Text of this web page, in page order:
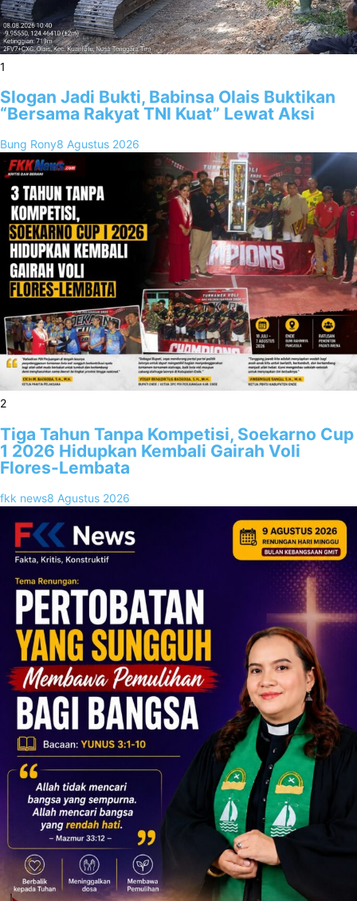
1
Slogan Jadi Bukti, Babinsa Olais Buktikan
“Bersama Rakyat TNI Kuat” Lewat Aksi
Bung Rony8 Agustus 2026
2
Tiga Tahun Tanpa Kompetisi, Soekarno Cup
1 2026 Hidupkan Kembali Gairah Voli
Flores-Lembata
fkk news8 Agustus 2026